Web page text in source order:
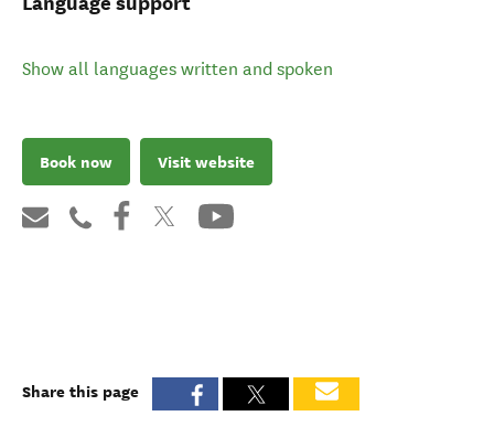
Show all languages written and spoken
Book now Visit website
Share this page